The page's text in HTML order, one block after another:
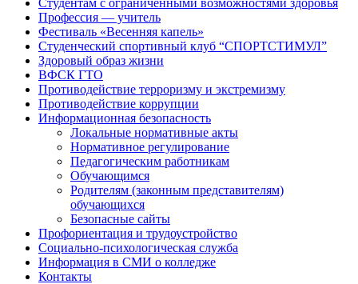
Студентам с ограниченными возможностями здоровья
Профессия — учитель
Фестиваль «Весенняя капель»
Студенческий спортивный клуб “СПОРТСТИМУЛ”
Здоровый образ жизни
ВФСК ГТО
Противодействие терроризму и экстремизму
Противодействие коррупции
Информационная безопасность
Локальные нормативные акты
Нормативное регулирование
Педагогическим работникам
Обучающимся
Родителям (законным представителям)
обучающихся
Безопасные сайты
Профориентация и трудоустройство
Социально-психологическая служба
Информация в СМИ о колледже
Контакты